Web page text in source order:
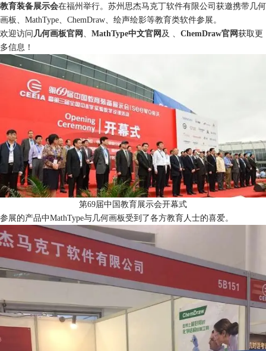
教育装备展示会在福州举行。苏州思杰马克丁软件有限公司获邀携带几何
画板、MathType、ChemDraw、绘声绘影等教育类软件参展。
欢迎访问 几何画板官网 MathType中文官网及 、 ChemDraw官网获取更
多信息！
第69届中国教育展示会开幕式
参展的产品中MathType与几何画板受到了各方教育人士的喜爱。